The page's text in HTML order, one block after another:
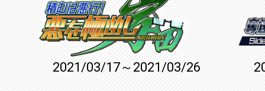
2021/03/17～2021/03/26